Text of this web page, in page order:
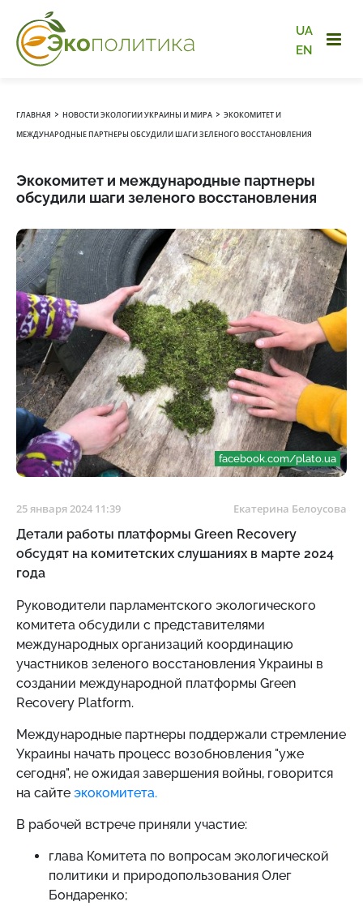
UA
EN
ГЛАВНАЯ › НОВОСТИ ЭКОЛОГИИ УКРАИНЫ И МИРА › ЭКОКОМИТЕТ И
МЕЖДУНАРОДНЫЕ ПАРТНЕРЫ ОБСУДИЛИ ШАГИ ЗЕЛЕНОГО ВОССТАНОВЛЕНИЯ
Экокомитет и международные партнеры
обсудили шаги зеленого восстановления
facebook.com/plato.ua
25 января 2024 11:39 Екатерина Белоусова
Детали работы платформы Green Recovery
обсудят на комитетских слушаниях в марте 2024
года
Руководители парламентского экологического
комитета обсудили с представителями
международных организаций координацию
участников зеленого восстановления Украины в
создании международной платформы Green
Recovery Platform.
Международные партнеры поддержали стремление
Украины начать процесс возобновления "уже
сегодня", не ожидая завершения войны, говорится
на сайте экокомитета.
В рабочей встрече приняли участие:
глава Комитета по вопросам экологической
политики и природопользования Олег
Бондаренко;